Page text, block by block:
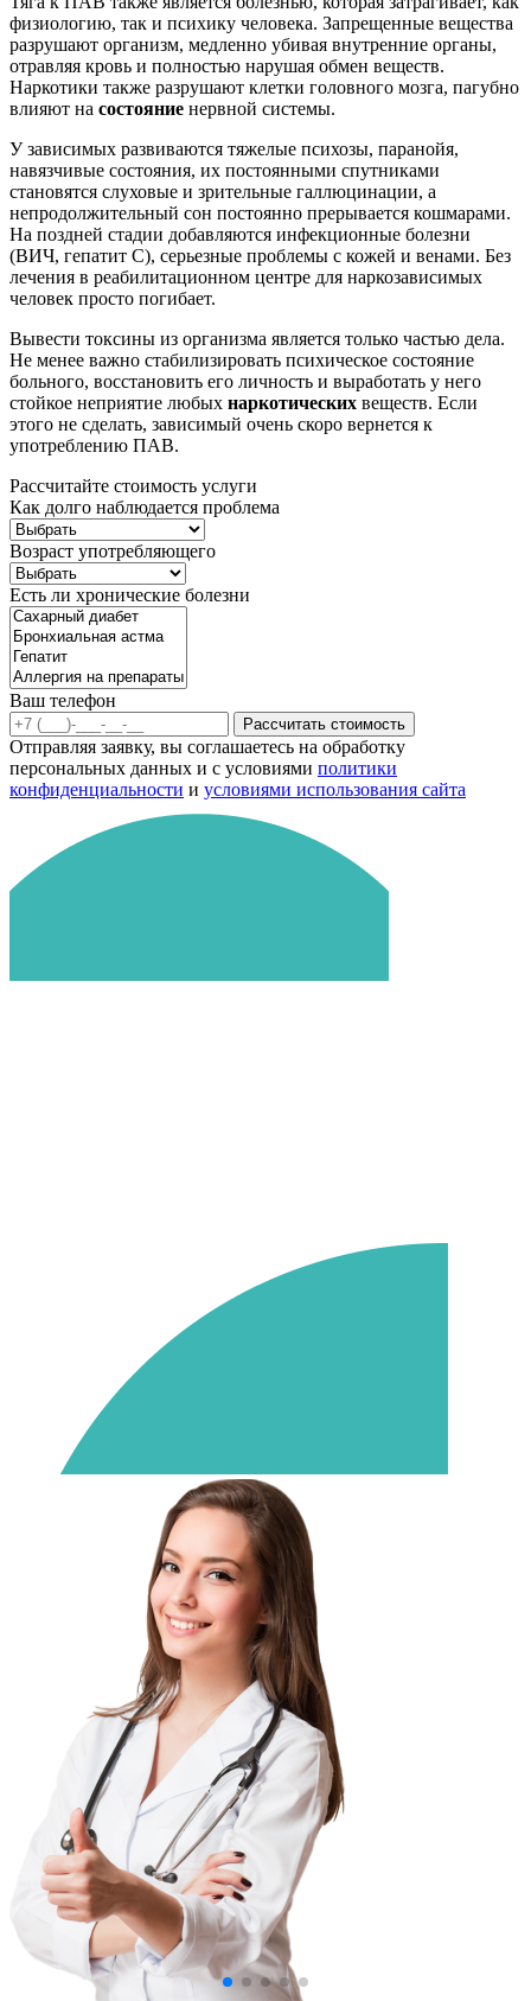
физиологию, так и психику человека. Запрещенные вещества
разрушают организм, медленно убивая внутренние органы,
отравляя кровь и полностью нарушая обмен веществ.
Наркотики также разрушают клетки головного мозга, пагубно
влияют на состояние нервной системы.
У зависимых развиваются тяжелые психозы, паранойя,
навязчивые состояния, их постоянными спутниками
становятся слуховые и зрительные галлюцинации, а
непродолжительный сон постоянно прерывается кошмарами.
На поздней стадии добавляются инфекционные болезни
(ВИЧ, гепатит C), серьезные проблемы с кожей и венами. Без
лечения в реабилитационном центре для наркозависимых
человек просто погибает.
Вывести токсины из организма является только частью дела.
Не менее важно стабилизировать психическое состояние
больного, восстановить его личность и выработать у него
стойкое неприятие любых наркотических веществ. Если
этого не сделать, зависимый очень скоро вернется к
употреблению ПАВ.
Рассчитайте стоимость услуги
Как долго наблюдается проблема
Возраст употребляющего
Есть ли хронические болезни
Ваш телефон
Рассчитать стоимость
Отправляя заявку, вы соглашаетесь на обработку
персональных данных и с условиями политики
конфиденциальности и условиями использования сайта